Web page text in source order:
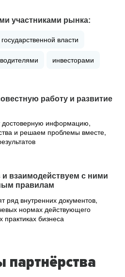
участниками рынка:
власти
инвесторами
работу и развитие
достоверную информацию,
и решаем проблемы вместе,
взаимодействуем с ними
правилам
внутренних документов,
нормах действующего
практиках бизнеса
партнёрства